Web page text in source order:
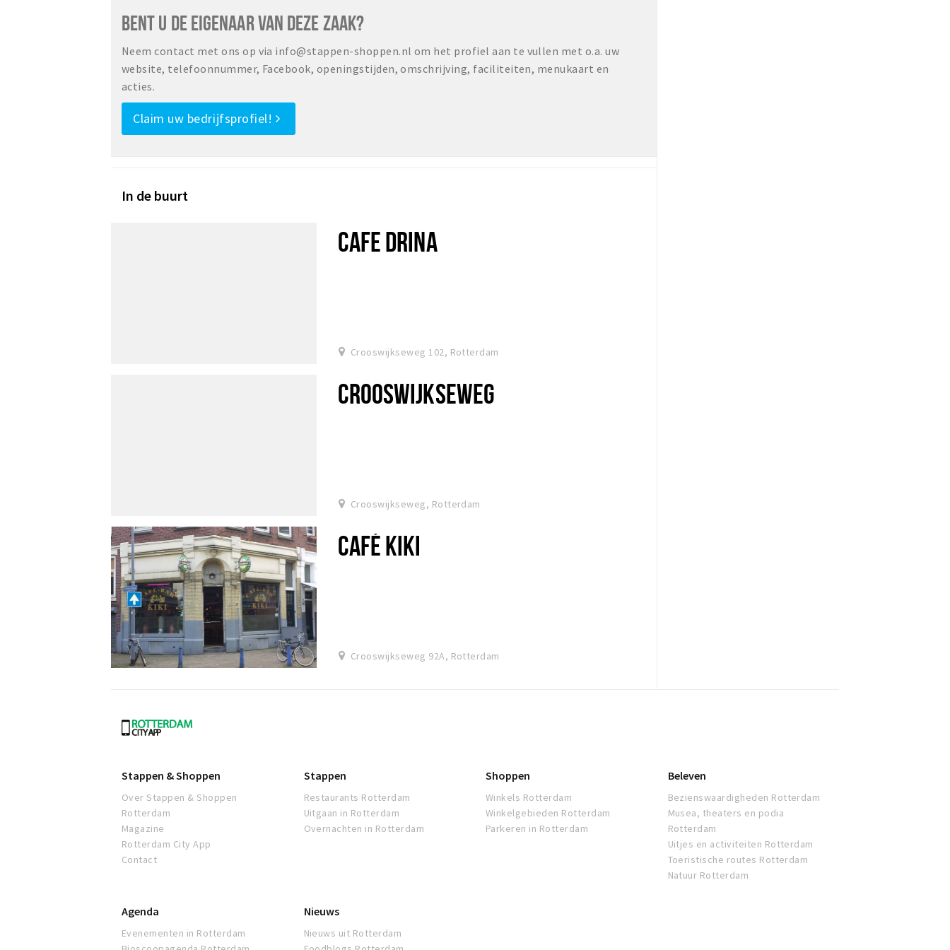
BENT U DE EIGENAAR VAN DEZE ZAAK?
Neem contact met ons op via info@stappen-shoppen.nl om het profiel aan te vullen met o.a. uw
website, telefoonnummer, Facebook, openingstijden, omschrijving, faciliteiten, menukaart en
acties.
Claim uw bedrijfsprofiel!
In de buurt
CAFE DRINA
Crooswijkseweg 102, Rotterdam
CROOSWIJKSEWEG
Crooswijkseweg, Rotterdam
CAFÉ KIKI
Crooswijkseweg 92A, Rotterdam
Rotterdam
Stappen & Shoppen
Over Stappen & Shoppen
Rotterdam
Magazine
Rotterdam City App
Contact
Stappen
Restaurants Rotterdam
Uitgaan in Rotterdam
Overnachten in Rotterdam
Shoppen
Winkels Rotterdam
Winkelgebieden Rotterdam
Parkeren in Rotterdam
Beleven
Bezienswaardigheden Rotterdam
Musea, theaters en podia
Rotterdam
Uitjes en activiteiten Rotterdam
Toeristische routes Rotterdam
Natuur Rotterdam
Agenda
Evenementen in Rotterdam
Nieuws
Nieuws uit Rotterdam